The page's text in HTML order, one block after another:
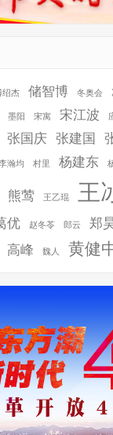
绍杰 储智博 冬奥会
墨阳 宋寓 宋江波
张国庆 张建国
瀚均 村里 杨建东
熊莺 王乙琨 王
优 赵冬苓 郎云 郑
高峰 魏人 黄健